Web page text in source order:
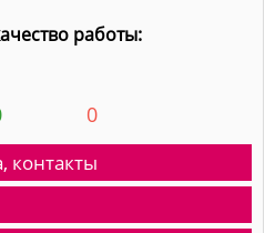
работы:
0
контакты